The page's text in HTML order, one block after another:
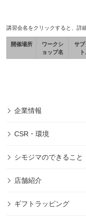
講習会名をクリックすると、詳
開催場所
ワークシ
ョップ名
サブ
企業情報
CSR・環境
シモジマのできること
店舗紹介
ギフトラッピング